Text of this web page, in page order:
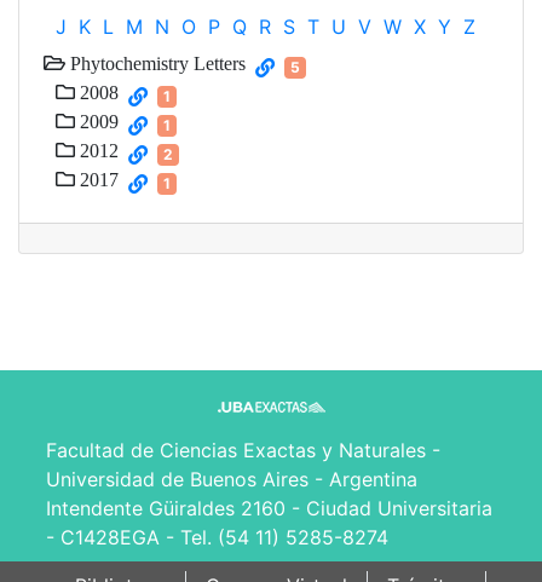
J K L M N O P Q R S T U V W X Y Z
Phytochemistry Letters 5
2008 1
2009 1
2012 2
2017 1
Facultad de Ciencias Exactas y Naturales -
Universidad de Buenos Aires - Argentina
Intendente Güiraldes 2160 - Ciudad Universitaria
- C1428EGA - Tel. (54 11) 5285-8274